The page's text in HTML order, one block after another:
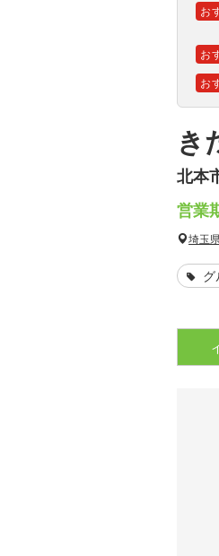
お
お
お
き
北本
営業
埼玉
グ